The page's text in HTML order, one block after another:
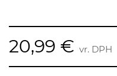
20,99 € vr. DPH